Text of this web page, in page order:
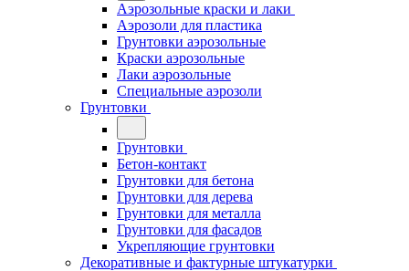
Аэрозольные краски и лаки
Аэрозоли для пластика
Грунтовки аэрозольные
Краски аэрозольные
Лаки аэрозольные
Специальные аэрозоли
Грунтовки
Грунтовки
Бетон-контакт
Грунтовки для бетона
Грунтовки для дерева
Грунтовки для металла
Грунтовки для фасадов
Укрепляющие грунтовки
Декоративные и фактурные штукатурки